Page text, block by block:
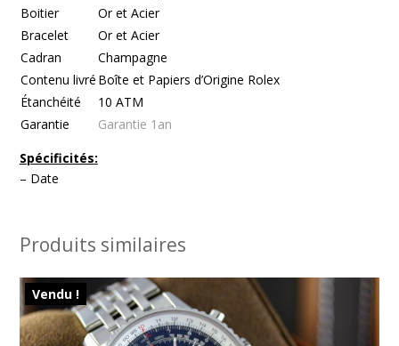
Boitier
Or et Acier
Bracelet
Or et Acier
Cadran
Champagne
Contenu livré Boîte et Papiers d’Origine Rolex
Étanchéité
10 ATM
Garantie
Garantie 1an
Spécificités:
– Date
Produits similaires
Vendu !